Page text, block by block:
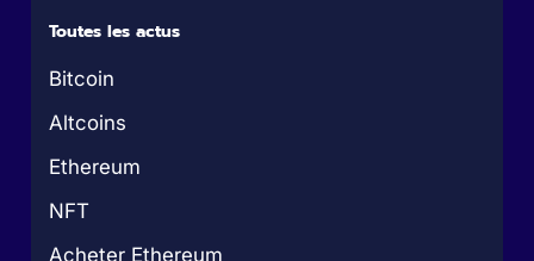
Toutes les actus
Bitcoin
Altcoins
Ethereum
NFT
Acheter Ethereum